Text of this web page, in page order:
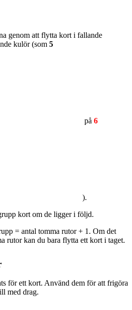
genom att flytta kort i fallande
kulör (som 5
på 6
).
kort om de ligger i följd.
= antal tomma rutor + 1. Om det
rutor kan du bara flytta ett kort i taget.
för ett kort. Använd dem för att frigöra
med drag.